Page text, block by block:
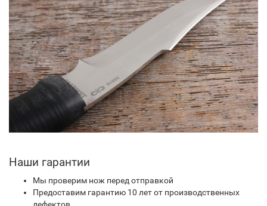
Наши гарантии
Мы проверим нож перед отправкой
Предоставим гарантию 10 лет от производственных
дефектов